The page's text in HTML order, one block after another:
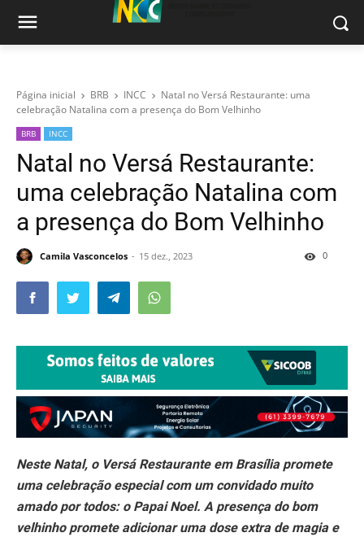
Página inicial BRB INCC
Natal no Versá Restaurante: uma
celebração Natalina com a presença do Bom Velhinho
BRB INCC
Natal no Versá Restaurante:
uma celebração Natalina com
a presença do Bom Velhinho
Camila Vasconcelos 15 dez., 2023 0
Neste Natal, o Versá Restaurante em Brasília promete
uma celebração especial com um convidado muito
amado por todos: o Papai Noel. A presença do bom
velhinho promete adicionar uma dose extra de magia e